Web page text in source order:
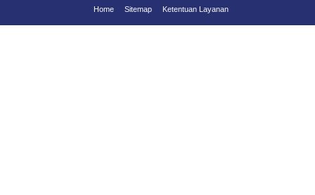
Home Sitemap Ketentuan Layanan